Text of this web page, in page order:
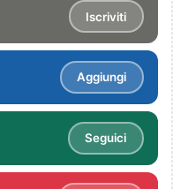
Iscriviti
Aggiungi
Seguici